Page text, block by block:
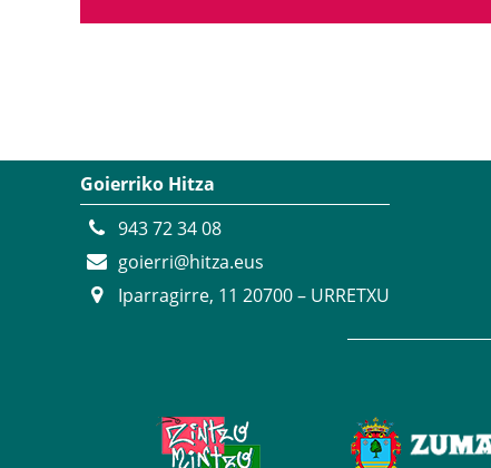
Goierriko Hitza
943 72 34 08
goierri@hitza.eus
Iparragirre, 11 20700 – URRETXU